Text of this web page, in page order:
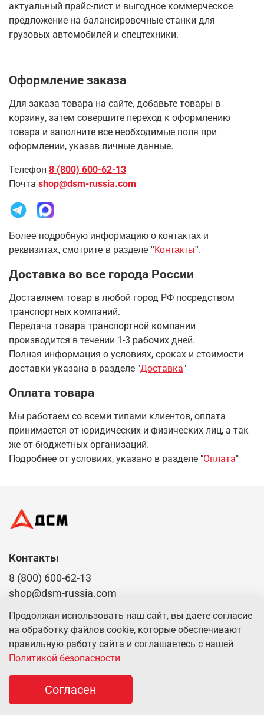
актуальный прайс-лист и выгодное коммерческое
предложение на балансировочные станки для
грузовых автомобилей и спецтехники.
Оформление заказа
Для заказа товара на сайте, добавьте товары в
корзину, затем совершите переход к оформлению
товара и заполните все необходимые поля при
оформлении, указав личные данные.
Телефон 8 (800) 600-62-13
Почта shop@dsm-russia.com
Более подробную информацию о контактах и
реквизитах, смотрите в разделе "Контакты".
Доставка во все города России
Доставляем товар в любой город РФ посредством
транспортных компаний.
Передача товара транспортной компании
производится в течении 1-3 рабочих дней.
Полная информация о условиях, сроках и стоимости
доставки указана в разделе "Доставка"
Оплата товара
Мы работаем со всеми типами клиентов, оплата
принимается от юридических и физических лиц, а так
же от бюджетных организаций.
Подробнее от условиях, указано в разделе "Оплата"
Клиентам
Контакты
8 (800) 600-62-13
shop@dsm-russia.com
Доставка по всей России
Продолжая использовать наш сайт, вы даете согласие
на обработку файлов cookie, которые обеспечивают
правильную работу сайта и соглашаетесь с нашей
Политикой безопасности
Согласен